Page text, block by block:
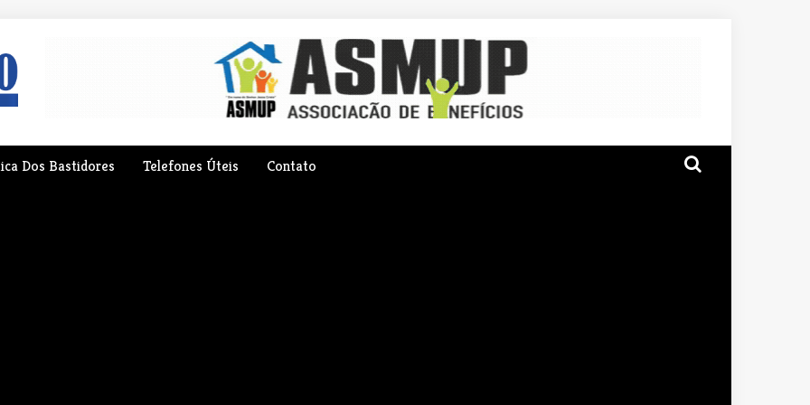
Dos Bastidores Telefones Úteis Contato